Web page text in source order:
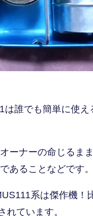
誰でも簡単に使
ーナーの命じるま
あることなどです。
系は傑作機！
ています。